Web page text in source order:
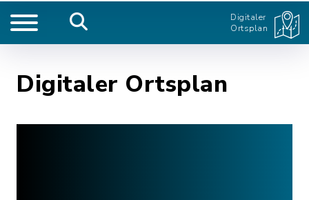
Digitaler
Ortsplan
Digitaler Ortsplan